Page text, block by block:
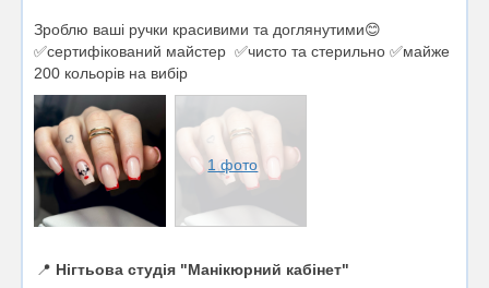
Зроблю ваші ручки красивими та доглянутими😊
✅сертифікований майстер ✅чисто та стерильно ✅майже
200 кольорів на вибір
1 фото
📍 Нігтьова студія "Манікюрний кабінет"